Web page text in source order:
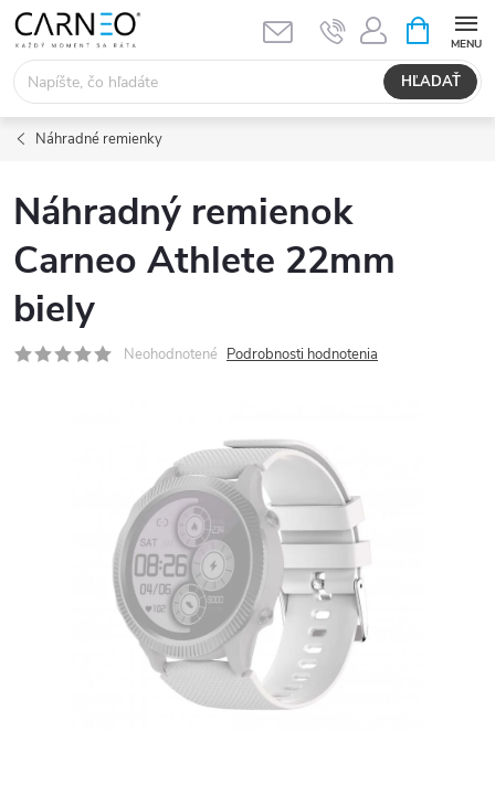
Prejsť
obsah
HĽADAŤ
KOŠÍK
Náhradné remienky
Náhradný remienok
Carneo Athlete 22mm
biely
Neohodnotené Podrobnosti hodnotenia